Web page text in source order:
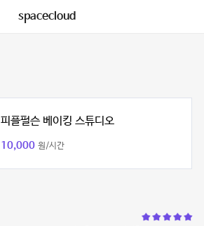
spacecloud
피플펄슨 베이킹 스튜디오
10,000 원/시간